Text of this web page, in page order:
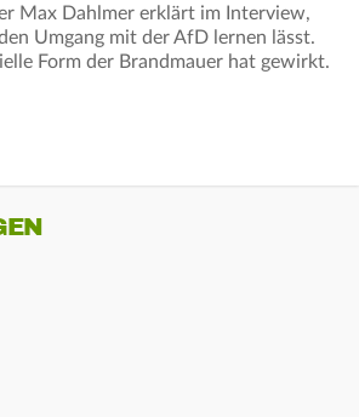
Max Dahlmer erklärt im Interview,
Umgang mit der AfD lernen lässt.
Form der Brandmauer hat gewirkt.